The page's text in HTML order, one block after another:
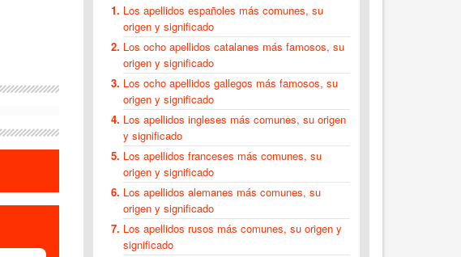
Los apellidos españoles más comunes, su
origen y significado
Los ocho apellidos catalanes más famosos, su
origen y significado
Los ocho apellidos gallegos más famosos, su
origen y significado
Los apellidos ingleses más comunes, su origen
y significado
Los apellidos franceses más comunes, su
origen y significado
Los apellidos alemanes más comunes, su
origen y significado
Los apellidos rusos más comunes, su origen y
significado